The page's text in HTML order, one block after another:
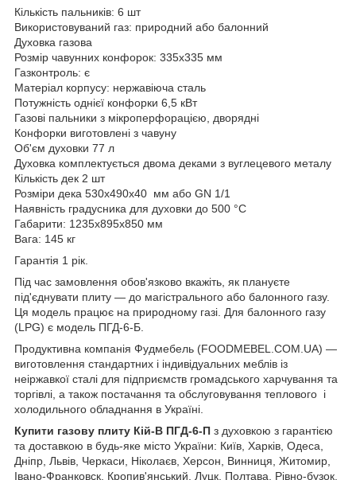
Кількість пальників: 6 шт
Використовуваний газ: природний або балонний
Духовка газова
Розмір чавунних конфорок: 335х335 мм
Газконтроль: є
Матеріал корпусу: нержавіюча сталь
Потужність однієї конфорки 6,5 кВт
Газові пальники з мікроперфорацією, дворядні
Конфорки виготовлені з чавуну
Об'єм духовки 77 л
Духовка комплектується двома деками з вуглецевого металу
Кількість дек 2 шт
Розміри дека 530х490х40 мм або GN 1/1
Наявність градусника для духовки до 500 °C
Габарити: 1235х895х850 мм
Вага: 145 кг
Гарантія 1 рік.
Під час замовлення обов'язково вкажіть, як плануєте
під'єднувати плиту — до магістрального або балонного газу.
Ця модель працює на природному газі. Для балонного газу
(LPG) є модель ПГД-6-Б.
Продуктивна компанія Фудмебель (FOODMEBEL.СOM.UA) —
виготовлення стандартних і індивідуальних меблів із
неіржавкої сталі для підприємств громадського харчування та
торгівлі, а також постачання та обслуговування теплового і
холодильного обладнання в Україні.
Купити газову плиту Кій-В ПГД-6-П з духовкою з гарантією
та доставкою в будь-яке місто України: Київ, Харків, Одеса,
Дніпр, Львів, Черкаси, Ніколаєв, Херсон, Винниця, Житомир,
Івано-Франковск, Кропив'янський, Луцк, Полтава, Рівно-бузок,